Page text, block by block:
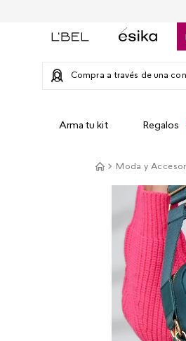
Compra a través de una
Arma tu kit Regalos
Moda y